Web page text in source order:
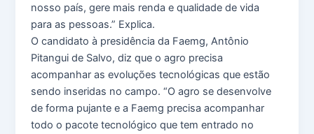
nosso país, gere mais renda e qualidade de vida
para as pessoas.” Explica.
O candidato à presidência da Faemg, Antônio
Pitangui de Salvo, diz que o agro precisa
acompanhar as evoluções tecnológicas que estão
sendo inseridas no campo. “O agro se desenvolve
de forma pujante e a Faemg precisa acompanhar
todo o pacote tecnológico que tem entrado no